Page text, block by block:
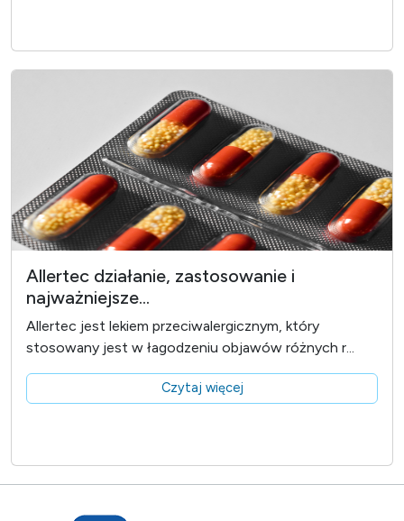
Allertec działanie, zastosowanie i
najważniejsze...
Allertec jest lekiem przeciwalergicznym, który
stosowany jest w łagodzeniu objawów różnych r...
Czytaj więcej